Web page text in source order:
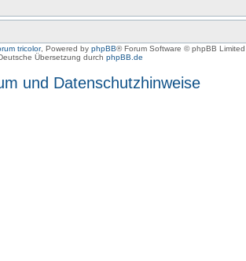
tricolor, Powered by phpBB® Forum Software © phpBB Limited
Übersetzung durch phpBB.de
und Datenschutzhinweise